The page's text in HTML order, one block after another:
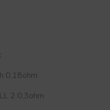
0,18ohm
2 0,3ohm